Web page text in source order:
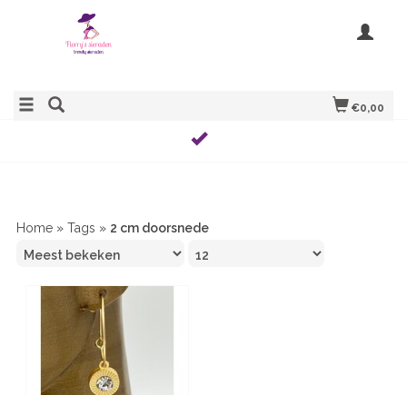
€0,00
Home » Tags » 2 cm doorsnede